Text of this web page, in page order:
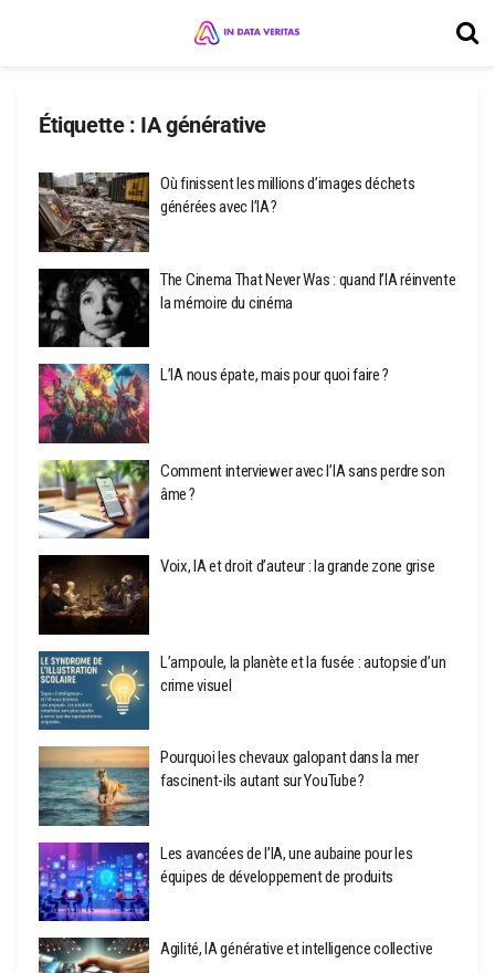
Étiquette : IA générative
Où finissent les millions d’images déchets
générées avec l’IA ?
The Cinema That Never Was : quand l’IA réinvente
la mémoire du cinéma
L’IA nous épate, mais pour quoi faire ?
Comment interviewer avec l’IA sans perdre son
âme ?
Voix, IA et droit d’auteur : la grande zone grise
L’ampoule, la planète et la fusée : autopsie d’un
crime visuel
Pourquoi les chevaux galopant dans la mer
fascinent-ils autant sur YouTube ?
Les avancées de l’IA, une aubaine pour les
équipes de développement de produits
Agilité, IA générative et intelligence collective